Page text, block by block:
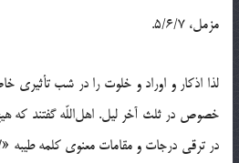
مزمل، 5/6/7.
لذا اذکار و اوراد و خلوت را در شب
خصوص در ثلث آخر لیل. اهل‌اللّه گفتند که هیچ
در ترقى درجات و مقامات معنوى کلمه طیبه